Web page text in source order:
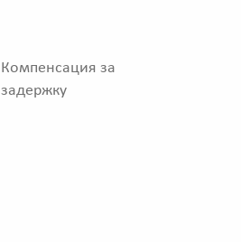
Компенсация за
задержку